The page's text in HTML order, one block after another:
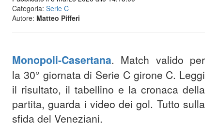
Categoria: Serie C
Autore: Matteo Pifferi
Monopoli-Casertana. Match valido per
la 30° giornata di Serie C girone C. Leggi
il risultato, il tabellino e la cronaca della
partita, guarda i video dei gol. Tutto sulla
sfida del Veneziani.